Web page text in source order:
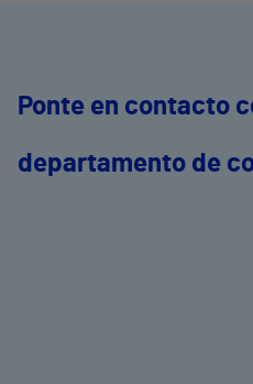
Ponte en contacto
departamento de